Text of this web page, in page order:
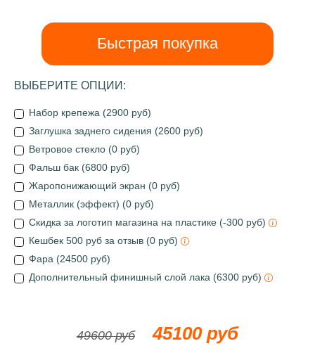
Быстрая покупка
ВЫБЕРИТЕ ОПЦИИ:
Набор крепежа (2900 руб)
Заглушка заднего сидения (2600 руб)
Ветровое стекло (0 руб)
Фальш бак (6800 руб)
Жаропонижающий экран (0 руб)
Металлик (эффект) (0 руб)
Скидка за логотип магазина на пластике (-300 руб)
Кешбек 500 руб за отзыв (0 руб)
Фара (24500 руб)
Дополнительный финишный слой лака (6300 руб)
49600 руб 45100 руб